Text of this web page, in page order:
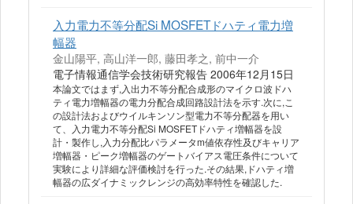
入力電力不等分配Si MOSFETドハティ電力増
幅器
金山陽平, 高山洋一郎, 藤田孝之, 前中一介
電子情報通信学会技術研究報告 2006年12月15日
本論文ではまず,入出力不等分配合成形のマイクロ波ドハ
ティ電力増幅器の電力分配合成回路設計法を示す.次に,こ
の設計法およびウイルキンソン型電力不等分配器を用い
て、入力電力不等分配Si MOSFETドハティ増幅器を設
計・製作し,入力分配比パラメータm値依存性及びキャリア
増幅器・ピーク増幅器のゲートバイアス電圧条件について
実験により詳細な評価検討を行った.その結果,ドハティ増
幅器の広ダイナミックレンジの高効率特性を確認した.